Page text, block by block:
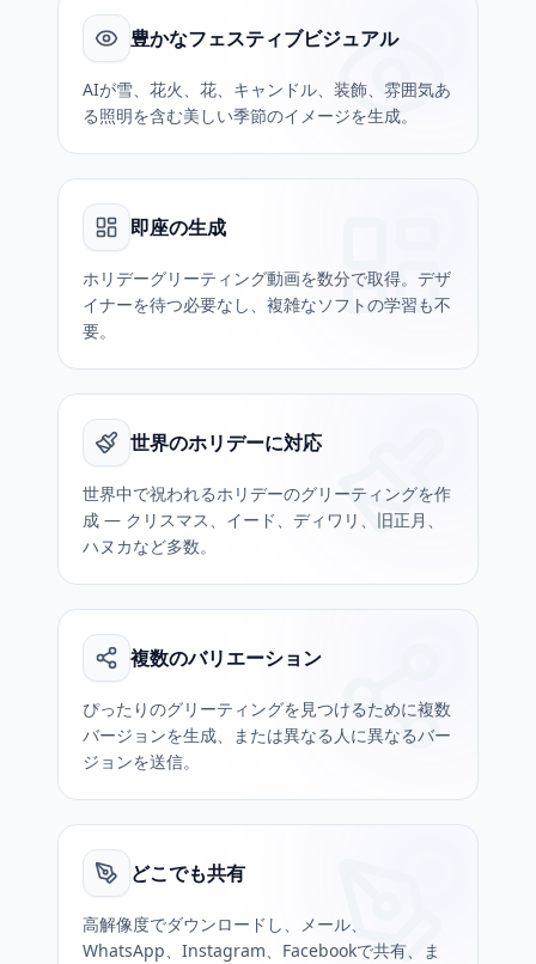
豊かなフェスティブビジュアル
AIが雪、花火、花、キャンドル、装飾、雰囲気あ
る照明を含む美しい季節のイメージを生成。
即座の生成
ホリデーグリーティング動画を数分で取得。デザ
イナーを待つ必要なし、複雑なソフトの学習も不
要。
世界のホリデーに対応
世界中で祝われるホリデーのグリーティングを作
成 — クリスマス、イード、ディワリ、旧正月、
ハヌカなど多数。
複数のバリエーション
ぴったりのグリーティングを見つけるために複数
バージョンを生成、または異なる人に異なるバー
ジョンを送信。
どこでも共有
高解像度でダウンロードし、メール、
WhatsApp、Instagram、Facebookで共有、ま